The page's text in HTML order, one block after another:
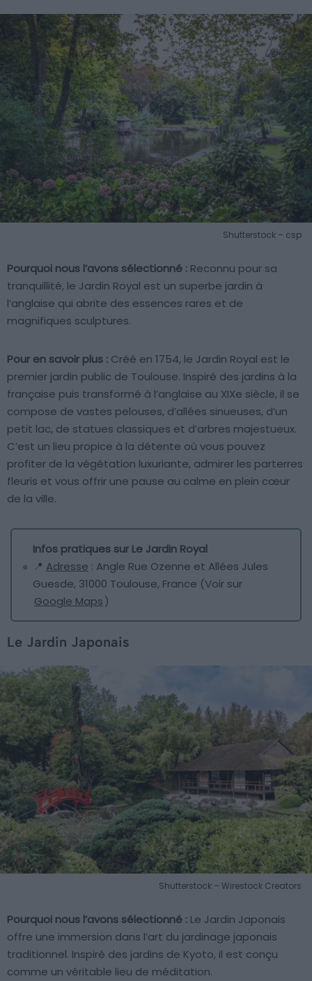
Shutterstock – csp
Pourquoi nous l’avons sélectionné : Reconnu pour sa
tranquillité, le Jardin Royal est un superbe jardin à
l’anglaise qui abrite des essences rares et de
magnifiques sculptures.
Pour en savoir plus : Créé en 1754, le Jardin Royal est le
premier jardin public de Toulouse. Inspiré des jardins à la
française puis transformé à l’anglaise au XIXe siècle, il se
compose de vastes pelouses, d’allées sinueuses, d’un
petit lac, de statues classiques et d’arbres majestueux.
C’est un lieu propice à la détente où vous pouvez
profiter de la végétation luxuriante, admirer les parterres
fleuris et vous offrir une pause au calme en plein cœur
de la ville.
Infos pratiques sur Le Jardin Royal
📍 Adresse : Angle Rue Ozenne et Allées Jules
Guesde, 31000 Toulouse, France (Voir sur
Google Maps)
Le Jardin Japonais
Shutterstock – Wirestock Creators
Pourquoi nous l’avons sélectionné : Le Jardin Japonais
offre une immersion dans l’art du jardinage japonais
traditionnel. Inspiré des jardins de Kyoto, il est conçu
comme un véritable lieu de méditation.